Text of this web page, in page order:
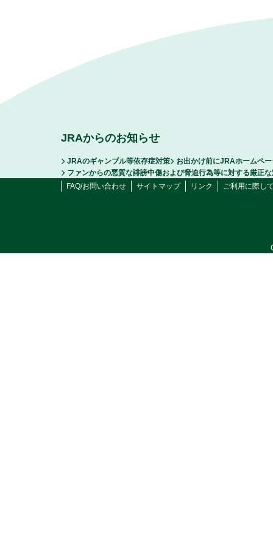
JRAからのお知らせ
JRAのギャンブル等依存症対策
お出かけ前にJRAホームペ
ファンからの悪質な誹謗中傷および脅迫行為等に対する厳正
FAQ/お問い合わせ
サイトマップ リンク ご利用に際し